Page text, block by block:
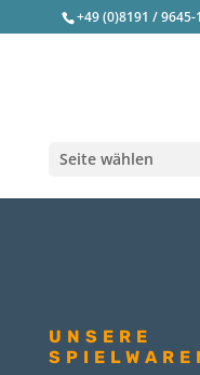
+49 (0)8191 / 9645-
Seite wählen
UNSERE